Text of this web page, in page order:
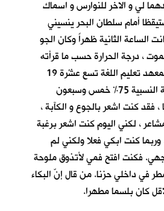
لي و الاخر للنوارس و اسماك
أمام سلطان البحر ينسيني
الساعة الثانية ظهراً وكان الجو
، درجة الحرارة حسب ما قرأته
في الساعة الجدارية لمعهد تعليم اللغة تسع عشْرة 19
درجة مئوية و الرطوبة النسبية 75% خمس وسبعون
فقد كنت اشعر بالجوع و الكآبة ،
، لكني اليوم كنت اشعر برغبة
كنت ابكي فعلا ولكني لم
فكنت افتح فمي لأتذوق ملوحة
في داخلي حزنا. من قال إنّ البكاء
كان بلسما مطهرا.